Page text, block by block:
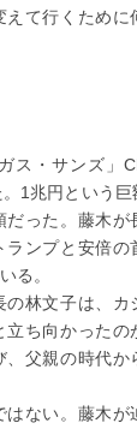
て行くために
ス・サンズ」
1兆円という
った。藤木が
ンプと安倍の
る。
林文子は、カ
ち向かったの
父親の時代か
ない。藤木が